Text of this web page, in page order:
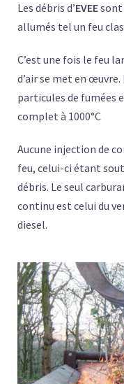
Les débris d’EVEEsont
allumés tel un feu
C’est une fois le feu
d’air se met en
particules de fumées
complet à 1000°C
Aucune injection de
feu, celui-ci étant
débris. Le seul
continu est celui du
diesel.